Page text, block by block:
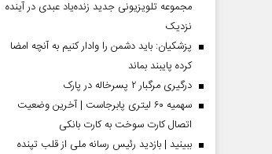
مجموعه تلویزیونی جدید زنده‌یاد عبدی در آینده
نزدیک
پزشکیان: باید دشمن را وادار کنیم به آنچه امضا
کرده پایبند بماند
درگیری مرگبار ۲ پسرخاله در پارک
سهمیه ۶۰ لیتری پابرجاست | آخرین وضعیت
اتصال کارت سوخت به کارت بانکی
ببینید | بازدید رئیس رسانه ملی از قلب تپنده